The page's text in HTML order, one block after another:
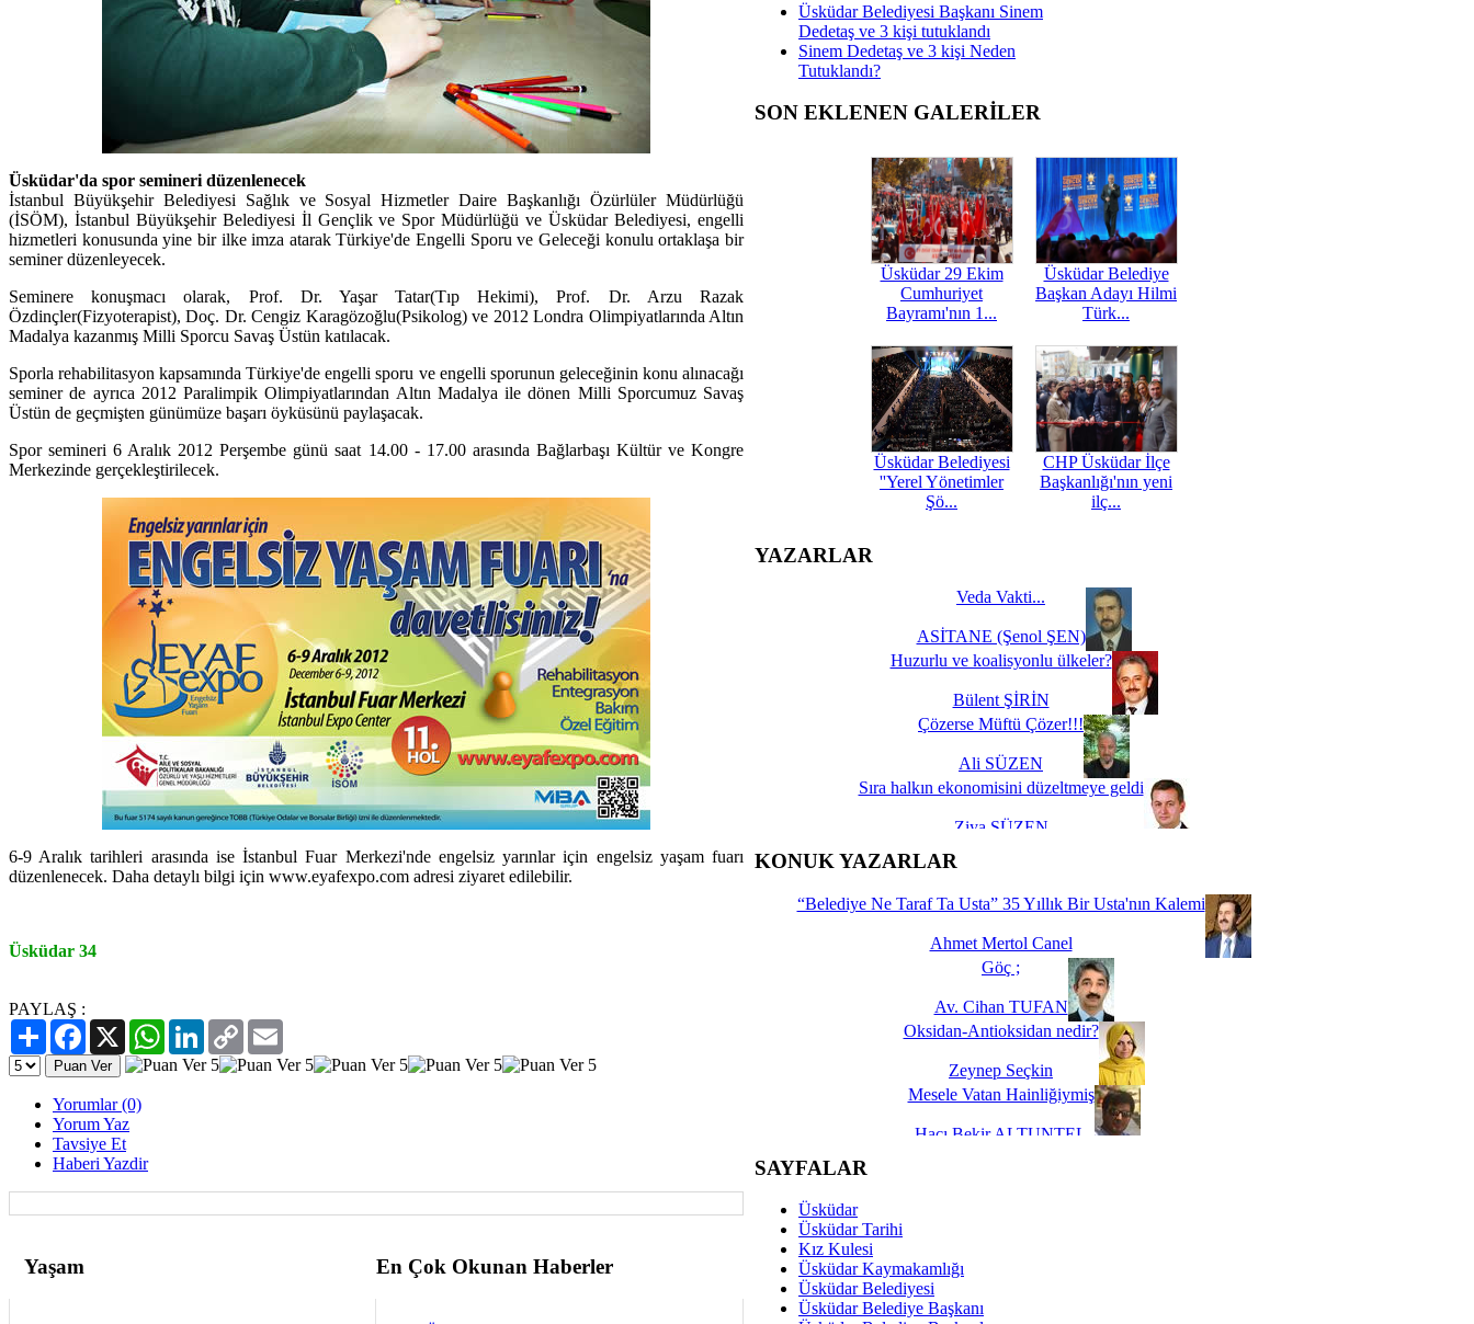
Üsküdar'da spor semineri düzenlenecek
İstanbul Büyükşehir Belediyesi Sağlık ve Sosyal Hizmetler Daire Başkanlığı Özürlüler Müdürlüğü
(İSÖM), İstanbul Büyükşehir Belediyesi İl Gençlik ve Spor Müdürlüğü ve Üsküdar Belediyesi, engelli
hizmetleri konusunda yine bir ilke imza atarak Türkiye'de Engelli Sporu ve Geleceği konulu ortaklaşa bir
seminer düzenleyecek.
Seminere konuşmacı olarak, Prof. Dr. Yaşar Tatar(Tıp Hekimi), Prof. Dr. Arzu Razak
Özdinçler(Fizyoterapist), Doç. Dr. Cengiz Karagözoğlu(Psikolog) ve 2012 Londra Olimpiyatlarında Altın
Madalya kazanmış Milli Sporcu Savaş Üstün katılacak.
Sporla rehabilitasyon kapsamında Türkiye'de engelli sporu ve engelli sporunun geleceğinin konu alınacağı
seminer de ayrıca 2012 Paralimpik Olimpiyatlarından Altın Madalya ile dönen Milli Sporcumuz Savaş
Üstün de geçmişten günümüze başarı öyküsünü paylaşacak.
Spor semineri 6 Aralık 2012 Perşembe günü saat 14.00 - 17.00 arasında Bağlarbaşı Kültür ve Kongre
Merkezinde gerçekleştirilecek.
6-9 Aralık tarihleri arasında ise İstanbul Fuar Merkezi'nde engelsiz yarınlar için engelsiz yaşam fuarı
düzenlenecek. Daha detaylı bilgi için www.eyafexpo.com adresi ziyaret edilebilir.
Üsküdar 34
PAYLAŞ :
PaylaşFacebook
X WhatsAppLinkedIn
Copy
Link
Yorumlar (0)
Yorum Yaz
Tavsiye Et
Haberi Yazdir
Yaşam En Çok Okunan Haberler
Üsküdar Belediyesi Başkanı Sinem
Dedetaş ve 3 kişi tutuklandı
Sinem Dedetaş ve 3 kişi Neden
Tutuklandı?
SON EKLENEN GALERİLER
Üsküdar 29 Ekim
Cumhuriyet
Bayramı'nın 1...
Üsküdar Belediye
Başkan Adayı Hilmi
Türk...
Üsküdar Belediyesi
''Yerel Yönetimler
Şö...
CHP Üsküdar İlçe
Başkanlığı'nın yeni
ilç...
YAZARLAR
Veda Vakti...
ASİTANE (Şenol ŞEN)
Huzurlu ve koalisyonlu ülkeler?
Bülent ŞİRİN
Çözerse Müftü Çözer!!!
Ali SÜZEN
Sıra halkın ekonomisini düzeltmeye geldi
Ziya SÜZEN
İşte Biz buyuz...
KONUK YAZARLAR
“Belediye Ne Taraf Ta Usta” 35 Yıllık Bir Usta'nın Kalemi
Ahmet Mertol Canel
Göç ;
Av. Cihan TUFAN
Oksidan-Antioksidan nedir?
Zeynep Seçkin
Mesele Vatan Hainliğiymiş
Hacı Bekir ALTUNTEL
Dünya Fani, Ama Kısa Bir Süre De Olsa Burdayız
Savaş ŞENEL
Hukukun Adaleti Kalmadı Üstadım!
SAYFALAR
Üsküdar
Üsküdar Tarihi
Kız Kulesi
Üsküdar Kaymakamlığı
Üsküdar Belediyesi
Üsküdar Belediye Başkanı